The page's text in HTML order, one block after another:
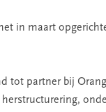
in maart
tot partner bij